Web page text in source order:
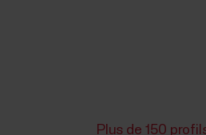
Plus de 150